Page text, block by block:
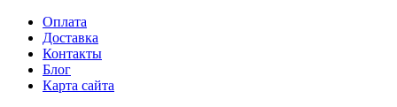
Оплата
Доставка
Контакты
Блог
Карта сайта